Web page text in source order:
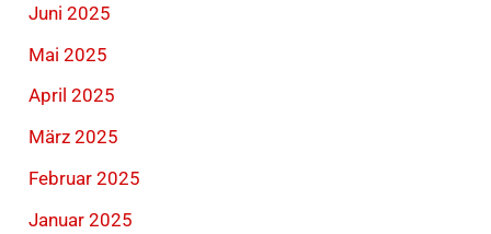
Juni 2025
Mai 2025
April 2025
März 2025
Februar 2025
Januar 2025